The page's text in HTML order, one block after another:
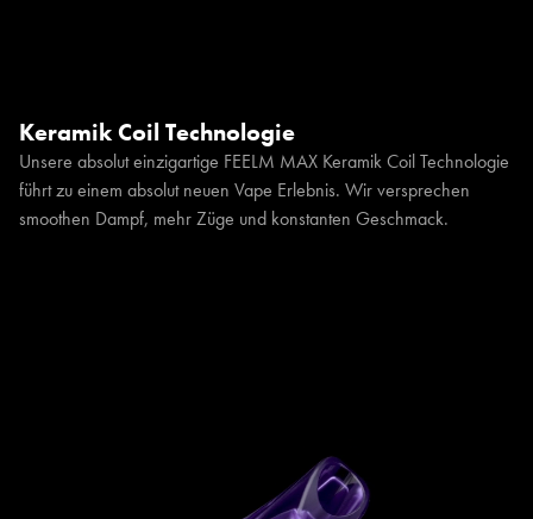
Keramik Coil Technologie
Unsere absolut einzigartige FEELM MAX Keramik Coil Technologie
führt zu einem absolut neuen Vape Erlebnis. Wir versprechen
smoothen Dampf, mehr Züge und konstanten Geschmack.